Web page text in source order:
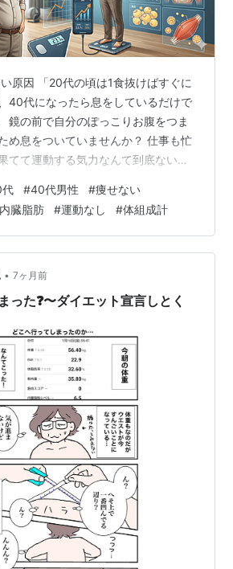
原因 「20代の頃は1食抜けばすぐに
40代になったら息をしているだけで
の前で自分のぽっこりお腹をつま
め息をついていませんか？ 仕事も忙
てて運動する気力なんて到底ない。
きりとお伝えします。 40代のあな
「意志が弱いから」ではありませ
組み」が20代の頃から根本的に変わ
す。 だからこそ、気合や根性で突然
り、極端な絶食をしたりするのは絶
がない人が無理…
#40代男性 #痩せない
内臓脂肪 #運動なし #体組成計
• 7ヶ月前
った❓〜ダイエット宣言しとく